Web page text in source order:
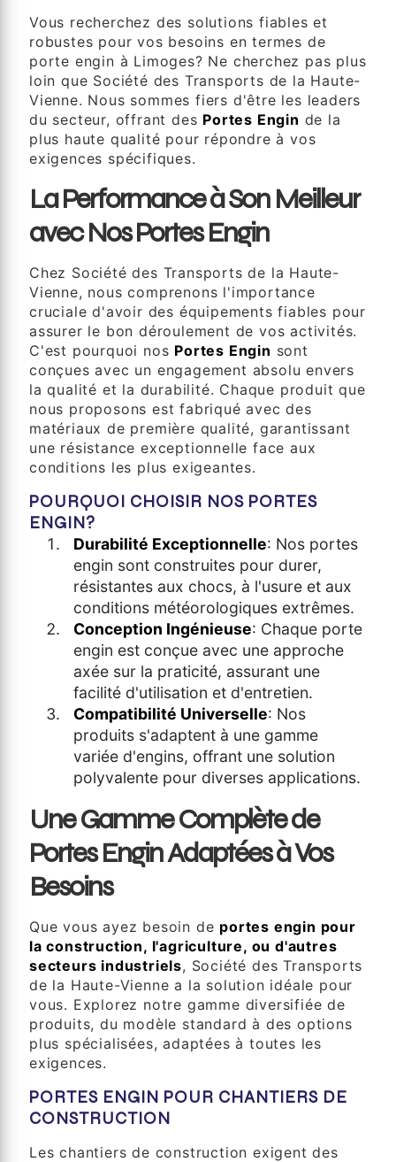
Vous recherchez des solutions fiables et
robustes pour vos besoins en termes de
porte engin à Limoges? Ne cherchez pas plus
loin que Société des Transports de la Haute-
Vienne. Nous sommes fiers d'être les leaders
du secteur, offrant des Portes Engin de la
plus haute qualité pour répondre à vos
exigences spécifiques.
La Performance à Son Meilleur
avec Nos Portes Engin
Chez Société des Transports de la Haute-
Vienne, nous comprenons l'importance
cruciale d'avoir des équipements fiables pour
assurer le bon déroulement de vos activités.
C'est pourquoi nos Portes Engin sont
conçues avec un engagement absolu envers
la qualité et la durabilité. Chaque produit que
nous proposons est fabriqué avec des
matériaux de première qualité, garantissant
une résistance exceptionnelle face aux
conditions les plus exigeantes.
POURQUOI CHOISIR NOS PORTES
ENGIN?
Durabilité Exceptionnelle: Nos portes
engin sont construites pour durer,
résistantes aux chocs, à l'usure et aux
conditions météorologiques extrêmes.
Conception Ingénieuse: Chaque porte
engin est conçue avec une approche
axée sur la praticité, assurant une
facilité d'utilisation et d'entretien.
Compatibilité Universelle: Nos
produits s'adaptent à une gamme
variée d'engins, offrant une solution
polyvalente pour diverses applications.
Une Gamme Complète de
Portes Engin Adaptées à Vos
Besoins
Que vous ayez besoin de portes engin pour
la construction, l'agriculture, ou d'autres
secteurs industriels, Société des Transports
de la Haute-Vienne a la solution idéale pour
vous. Explorez notre gamme diversifiée de
produits, du modèle standard à des options
plus spécialisées, adaptées à toutes les
exigences.
PORTES ENGIN POUR CHANTIERS DE
CONSTRUCTION
Les chantiers de construction exigent des